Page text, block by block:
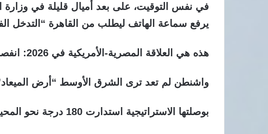
في نفس التوقيت، على بعد أميال قليلة في وزارة
يرفع سماعة الهاتف ليطلب من القاهرة “التدخل
هذه هي العلاقة المصرية-الأمريكية في 2026: انفصام كامل في الشخصية.
واشنطن لم تعد ترى الشرق الأوسط “أرض
بوصلتها الاستراتيجية استدارت 180 درجة نحو المحيط الهادئ.